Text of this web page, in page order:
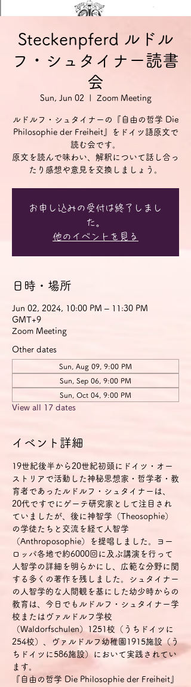
Steckenpferd ルドル
フ・シュタイナー読書
会
Sun, Jun 02 Zoom Meeting
ルドルフ・シュタイナーの『自由の哲学 Die
Philosophie der Freiheit』をドイツ語原文で
読む会です。
原文を読んで味わい、解釈について話し合っ
お申し込みの受付は終了しまし
た。
他のイベントを見る
日時・場所
Jun 02, 2024, 10:00 PM – 11:30 PM
GMT+9
Zoom Meeting
Other dates
Sun, Aug 09, 9:00 PM
Sun, Sep 06, 9:00 PM
Sun, Oct 04, 9:00 PM
View all 17 dates
イベント詳細
19世紀後半から20世紀初頭にドイツ・オー
ストリアで活動した神秘思想家・哲学者・教
育者であったルドルフ・シュタイナーは、
20代ですでにゲーテ研究家として注目され
ていましたが、後に神智学（Theosophie）
の学徒たちと交流を経て人智学
（Anthroposophie）を提唱しました。ヨー
ロッパ各地で約6000回に及ぶ講演を行って
人智学の詳細を明らかにし、広範な分野に関
する多くの著作を残しました。シュタイナー
の人智学的な人間観を基にした幼少時からの
教育は、今日でもルドルフ・シュタイナー学
校またはヴァルドルフ学校
（Waldorfschulen）1251校（うちドイツに
254校）、ヴァルドルフ幼稚園1915施設（う
ちドイツに586施設）において実践されてい
ます。
『自由の哲学 Die Philosophie der Freiheit』